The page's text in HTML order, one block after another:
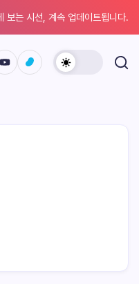
보는 시선, 계속 업데이트됩니다.